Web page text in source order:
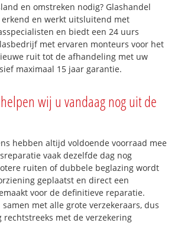
en omstreken nodig? Glashandel
erkend en werkt uitsluitend met
en biedt een 24 uurs
met ervaren monteurs voor het
ruit tot de afhandeling met uw
maximaal 15 jaar garantie.
wij u vandaag nog uit de
hebben altijd voldoende voorraad mee
vaak dezelfde dag nog
ruiten of dubbele beglazing wordt
geplaatst en direct een
voor de definitieve reparatie.
met alle grote verzekeraars, dus
met de verzekering